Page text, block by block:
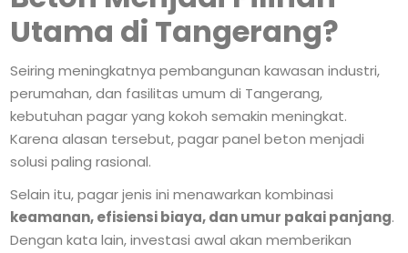
Utama di Tangerang?
Seiring meningkatnya pembangunan kawasan industri,
perumahan, dan fasilitas umum di Tangerang,
kebutuhan pagar yang kokoh semakin meningkat.
Karena alasan tersebut, pagar panel beton menjadi
solusi paling rasional.
Selain itu, pagar jenis ini menawarkan kombinasi
keamanan, efisiensi biaya, dan umur pakai panjang.
Dengan kata lain, investasi awal akan memberikan